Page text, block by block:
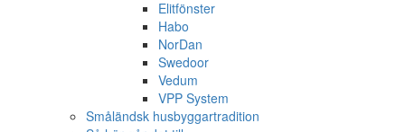
Elitfönster
Habo
NorDan
Swedoor
Vedum
VPP System
Småländsk husbyggartradition